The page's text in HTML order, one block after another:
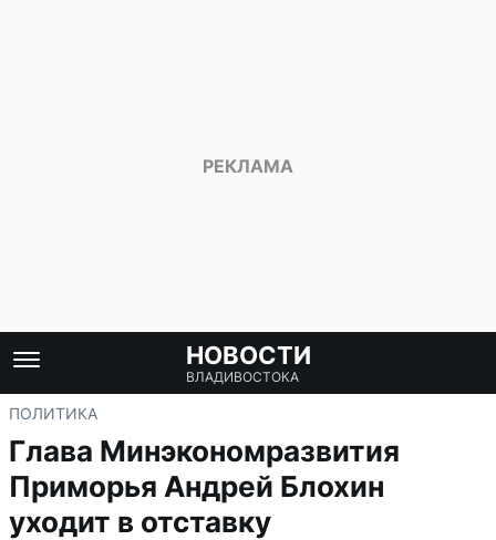
НОВОСТИ
ВЛАДИВОСТОКА
ПОЛИТИКА
Глава Минэкономразвития
Приморья Андрей Блохин
уходит в отставку